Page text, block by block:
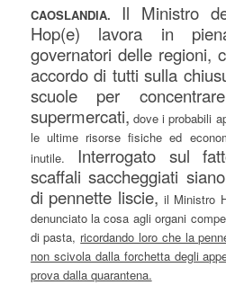
CAOSLANDIA.
Il Ministro
Hop(e) lavora in
governatori delle regioni,
accordo di tutti sulla
scuole per
supermercati, dove i probabili
le ultime risorse fisiche ed
inutile.
Interrogato sul
scaffali saccheggiati
di pennette liscie, il Ministro
denunciato la cosa agli organi
di pasta, ricordando loro che la
non scivola dalla forchetta degli
prova dalla quarantena.